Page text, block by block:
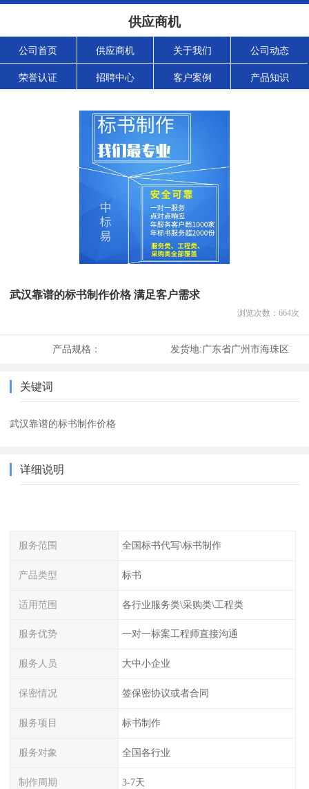
供应商机
公司首页 供应商机 关于我们 公司动态
荣誉认证 招聘中心 客户案例 产品知识
武汉靠谱的标书制作价格 满足客户需求
浏览次数： 664次
产品规格： 发货地:广东省广州市海珠区
关键词
武汉靠谱的标书制作价格
详细说明
服务范围 全国标书代写\标书制作
产品类型 标书
适用范围 各行业服务类\采购类\工程类
服务优势 一对一标案工程师直接沟通
服务人员 大中小企业
保密情况 签保密协议或者合同
服务项目 标书制作
服务对象 全国各行业
制作周期 3-7天